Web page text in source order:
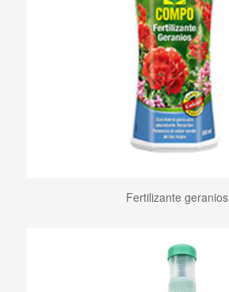
Fertilizante geranios